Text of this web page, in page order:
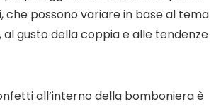
che possono variare in base al tema
gusto della coppia e alle tendenze
all’interno della bomboniera è